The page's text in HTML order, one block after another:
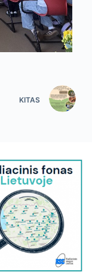
KITAS